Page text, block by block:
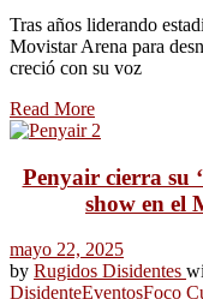
Tras años liderando
Movistar Arena para
creció con su voz
Read More
Penyair cierra su
show en el
mayo 22, 2025
by Rugidos Disidentes
DisidenteEventosFoco